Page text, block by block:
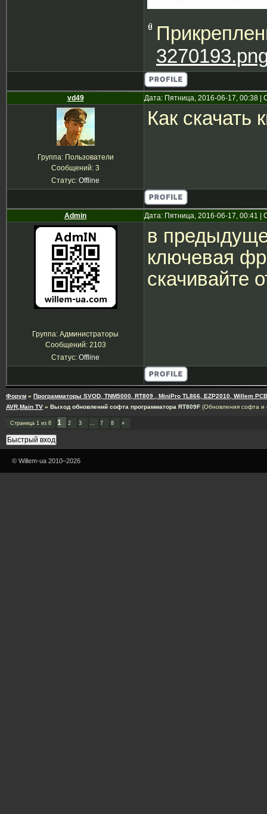
vd49 Дата: Пятница, 2016-06-17, 00:38
Группа: Пользователи
Сообщений: 3
Статус: Offline
Как
Admin Дата: Пятница, 2016-06-17, 00:41
Группа: Администраторы
Сообщений: 2103
Статус: Offline
в
ключевая
скачивайте
Форум » Программаторы SVOD, TNM5000, RT809 , MiniPro TL866, EZP2010, Willem
AVR,Main TV » Выход обновлений софта программатора RT809F (Обновления софта и
Страница 1 из 8 1 2 3 … 7 8 »
© Willem-ua 2010–2026